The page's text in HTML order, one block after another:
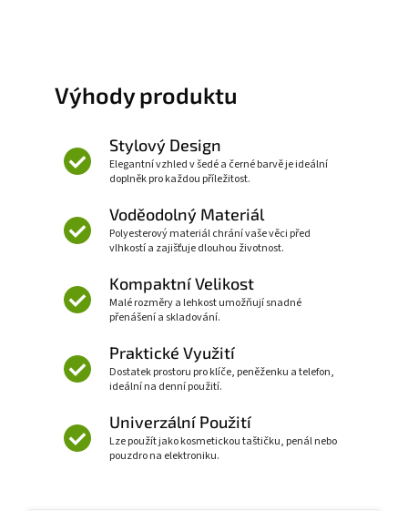
Výhody produktu
Stylový Design
Elegantní vzhled v šedé a černé barvě je ideální
doplněk pro každou příležitost.
Voděodolný Materiál
Polyesterový materiál chrání vaše věci před
vlhkostí a zajišťuje dlouhou životnost.
Kompaktní Velikost
Malé rozměry a lehkost umožňují snadné
přenášení a skladování.
Praktické Využití
Dostatek prostoru pro klíče, peněženku a telefon,
ideální na denní použití.
Univerzální Použití
Lze použít jako kosmetickou taštičku, penál nebo
pouzdro na elektroniku.